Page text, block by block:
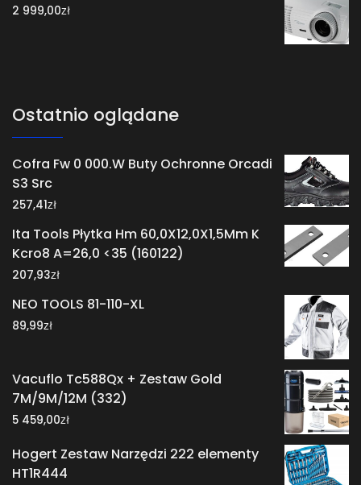
2 999,00zł
Ostatnio oglądane
Cofra Fw 0 000.W Buty Ochronne Orcadi
S3 Src
257,41zł
Ita Tools Płytka Hm 60,0X12,0X1,5Mm K
Kcro8 A=26,0 <35 (160122)
207,93zł
NEO TOOLS 81-110-XL
89,99zł
Vacuflo Tc588Qx + Zestaw Gold
7M/9M/12M (332)
5 459,00zł
Hogert Zestaw Narzędzi 222 elementy
HT1R444